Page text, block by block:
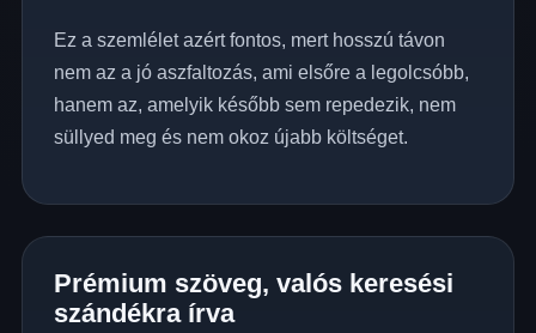
Ez a szemlélet azért fontos, mert hosszú távon
nem az a jó aszfaltozás, ami elsőre a legolcsóbb,
hanem az, amelyik később sem repedezik, nem
süllyed meg és nem okoz újabb költséget.
Prémium szöveg, valós keresési
szándékra írva